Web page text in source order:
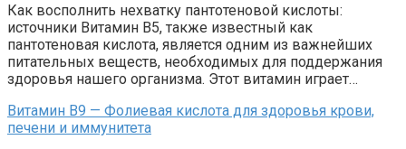
Как восполнить нехватку пантотеновой кислоты:
источники Витамин В5, также известный как
пантотеновая кислота, является одним из важнейших
питательных веществ, необходимых для поддержания
здоровья нашего организма. Этот витамин играет…
Витамин В9 — Фолиевая кислота для здоровья крови,
печени и иммунитета